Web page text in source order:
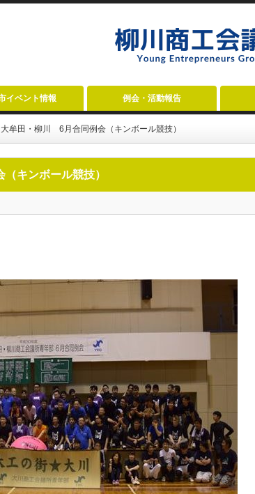
イベント情報 例会・活動報告
牟田・柳川 6月合同例会（キンボール競技）
キンボール競技）